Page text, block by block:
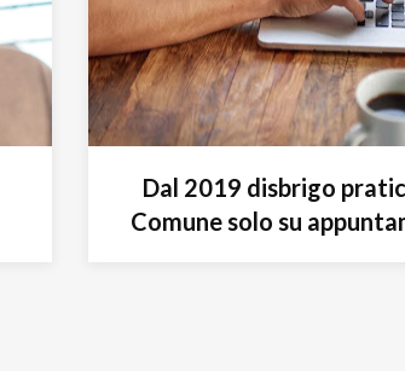
Dal 2019 disbrigo
Comune solo su